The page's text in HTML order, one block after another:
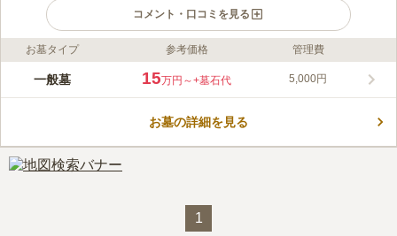
コメント・口コミを見る
ライフドット編集部のコメント
山の美しい緑に囲まれた、周りに建物がなく開放感にあふれ、陽
設計なのでお年寄りの方でも歩きやすく、ベンチや日よけができ
ができます。
口コミ評価
お墓タイプ 参考価格 管理費
一般墓 15万円～+墓石代 5,000円
お墓の詳細を見る
1